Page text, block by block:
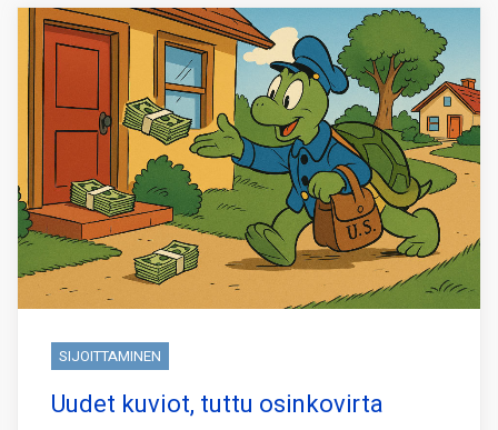
SIJOITTAMINEN
Uudet kuviot, tuttu osinkovirta